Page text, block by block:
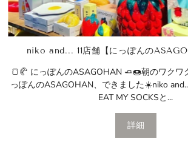
niko and... 11店舗【にっぽんの
🍞🥐 にっぽんのASAGOHAN 🧈🍩朝のワクワ
っぽんのASAGOHAN、できました☀️niko
EAT MY SOCKSと...
詳細